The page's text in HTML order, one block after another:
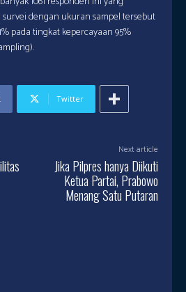
dengan ukuran sampel tersebut
pada tingkat kepercayaan 95%
Twitter
Next article
Jika Pilpres hanya Diikuti
Ketua Partai, Prabowo
Menang Satu Putaran